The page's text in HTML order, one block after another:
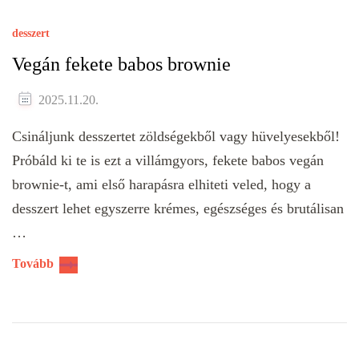
desszert
Vegán fekete babos brownie
2025.11.20.
Csináljunk desszertet zöldségekből vagy hüvelyesekből!
Próbáld ki te is ezt a villámgyors, fekete babos vegán
brownie-t, ami első harapásra elhiteti veled, hogy a
desszert lehet egyszerre krémes, egészséges és brutálisan
…
Tovább